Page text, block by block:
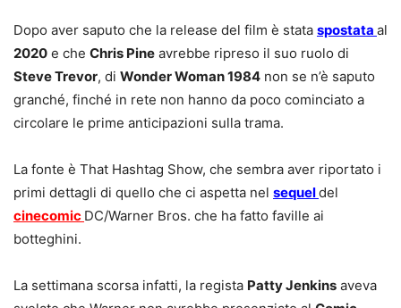
Dopo aver saputo che la release del film è stata spostata al
2020 e che Chris Pine avrebbe ripreso il suo ruolo di
Steve Trevor, di Wonder Woman 1984 non se n’è saputo
granché, finché in rete non hanno da poco cominciato a
circolare le prime anticipazioni sulla trama.
La fonte è That Hashtag Show, che sembra aver riportato i
primi dettagli di quello che ci aspetta nel sequeldel
cinecomic DC/Warner Bros. che ha fatto faville ai
botteghini.
La settimana scorsa infatti, la regista Patty Jenkins aveva